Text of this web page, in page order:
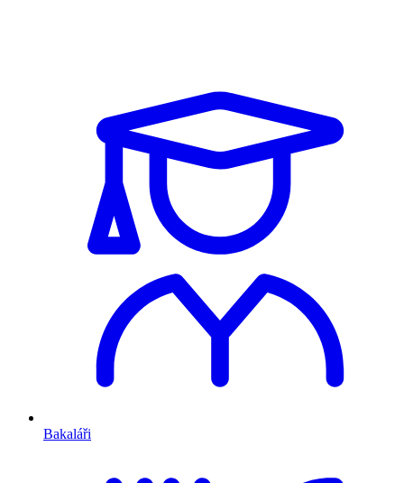
Bakaláři